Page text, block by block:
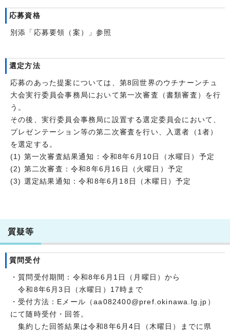
応募資格
別添「応募要領（案）」参照
選定方法
応募のあった提案については、第8回世界のウチナーンチュ
大会実行委員会事務局において第一次審査（書類審査）を行
う。
その後、実行委員会事務局に設置する選定委員会において、
プレゼンテーション等の第二次審査を行い、入選者（1者）
を選定する。
(1) 第一次審査結果通知：令和8年6月10日（水曜日）予定
(2) 第二次審査：令和8年6月16日（火曜日）予定
(3) 選定結果通知：令和8年6月18日（木曜日）予定
質疑等
質問受付
・質問受付期間：令和8年6月1日（月曜日）から
令和8年6月3日（水曜日）17時まで
・受付方法：Eメール（aa082400@pref.okinawa.lg.jp）
にて随時受付・回答。
集約した回答結果は令和8年6月4日（木曜日）までに県